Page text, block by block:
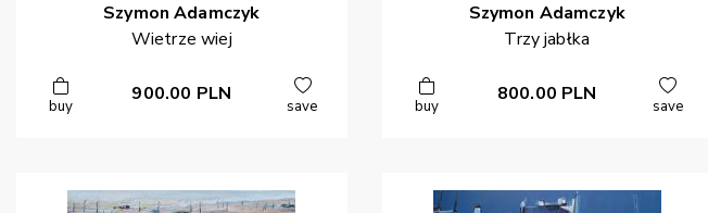
Szymon Adamczyk
Wietrze wiej
buy
900.00 PLN
save
Szymon Adamczyk
Trzy jabłka
buy
800.00 PLN
save